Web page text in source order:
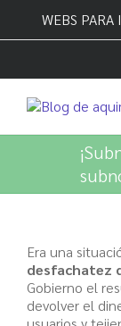
contenido
WEBS PARA
Era una
desfachatez
Gobierno el
devolver el